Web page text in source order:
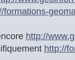
formations-
http://
http://